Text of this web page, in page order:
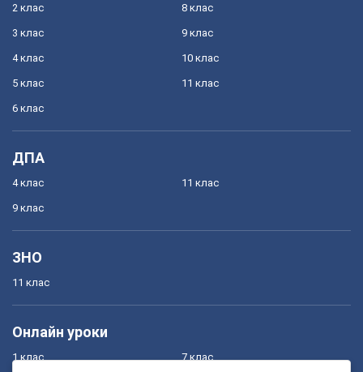
2 клас
3 клас
4 клас
5 клас
6 клас
8 клас
9 клас
10 клас
11 клас
ДПА
4 клас
9 клас
11 клас
ЗНО
11 клас
Онлайн уроки
1 клас 7 клас